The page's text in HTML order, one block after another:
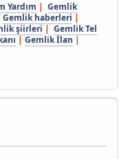
Yardım | Gemlik
Gemlik haberleri |
şiirleri | Gemlik Tel
| Gemlik İlan |